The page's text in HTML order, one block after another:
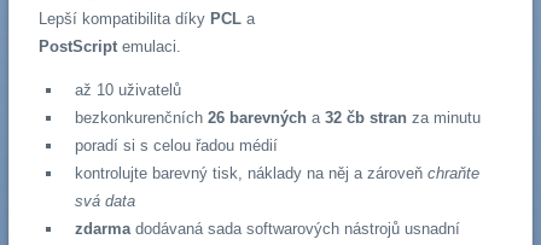
Lepší kompatibilita díky PCL a
PostScript emulaci.
až 10 uživatelů
bezkonkurenčních26 barevných a32 čb stran za minutu
poradí si s celou řadou médií
kontrolujte barevný tisk, náklady na něj a zároveňchraňte
svá data
zdarma dodávaná sada softwarových nástrojů usnadní